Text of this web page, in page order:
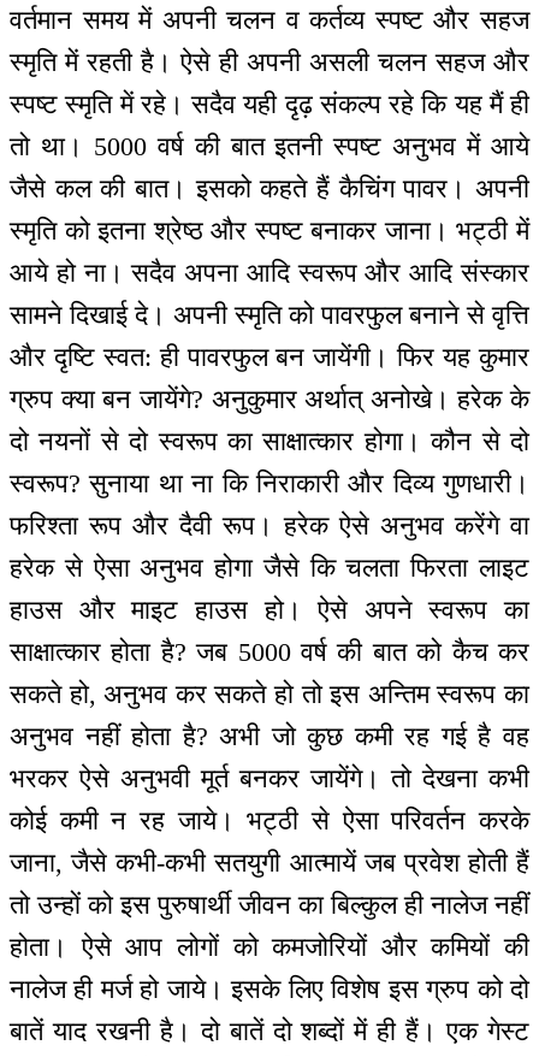
वर्तमान समय में अपनी चलन व कर्तव्य स्पष्ट और सहज
स्मृति में रहती है। ऐसे ही अपनी असली चलन सहज और
स्पष्ट स्मृति में रहे। सदैव यही दृढ़ संकल्प रहे कि यह मैं ही
तो था। 5000 वर्ष की बात इतनी स्पष्ट अनुभव में आये
जैसे कल की बात। इसको कहते हैं कैचिंग पावर। अपनी
स्मृति को इतना श्रेष्ठ और स्पष्ट बनाकर जाना। भट्ठी में
आये हो ना। सदैव अपना आदि स्वरूप और आदि संस्कार
सामने दिखाई दे। अपनी स्मृति को पावरफुल बनाने से वृत्ति
और दृष्टि स्वत: ही पावरफुल बन जायेंगी। फिर यह कुमार
ग्रुप क्या बन जायेंगे? अनुकुमार अर्थात् अनोखे। हरेक के
दो नयनों से दो स्वरूप का साक्षात्कार होगा। कौन से दो
स्वरूप? सुनाया था ना कि निराकारी और दिव्य गुणधारी।
फरिश्ता रूप और दैवी रूप। हरेक ऐसे अनुभव करेंगे वा
हरेक से ऐसा अनुभव होगा जैसे कि चलता फिरता लाइट
हाउस और माइट हाउस हो। ऐसे अपने स्वरूप का
साक्षात्कार होता है? जब 5000 वर्ष की बात को कैच कर
सकते हो, अनुभव कर सकते हो तो इस अन्तिम स्वरूप का
अनुभव नहीं होता है? अभी जो कुछ कमी रह गई है वह
भरकर ऐसे अनुभवी मूर्त बनकर जायेंगे। तो देखना कभी
कोई कमी न रह जाये। भट्ठी से ऐसा परिवर्तन करके
जाना, जैसे कभी-कभी सतयुगी आत्मायें जब प्रवेश होती हैं
तो उन्हों को इस पुरुषार्थी जीवन का बिल्कुल ही नालेज नहीं
होता। ऐसे आप लोगों को कमजोरियों और कमियों की
नालेज ही मर्ज हो जाये। इसके लिए विशेष इस ग्रुप को दो
बातें याद रखनी है। दो बातें दो शब्दों में ही हैं। एक गेस्ट